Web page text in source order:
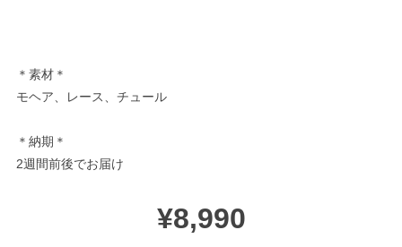
＊素材＊
モヘア、レース、チュール
＊納期＊
2週間前後でお届け
¥8,990